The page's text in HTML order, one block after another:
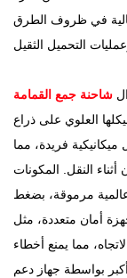
في ظروف الطرق
ال
العلوي على ذراع
ميكانيكية فريدة، مما
النقل. المكونات
عالمية مرموقة، بضغط
بأجهزة أمان متعددة، مثل
مما يمنع أخطاء
بواسطة جهاز دعم